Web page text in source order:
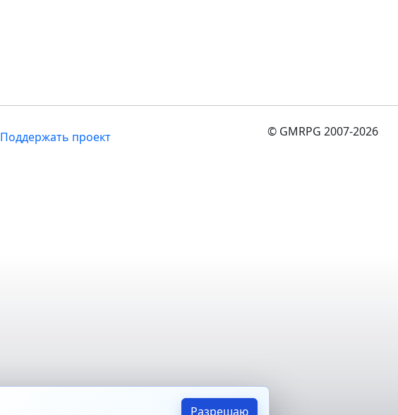
Поддержать проект © GMRPG 2007-2026
Разрешаю